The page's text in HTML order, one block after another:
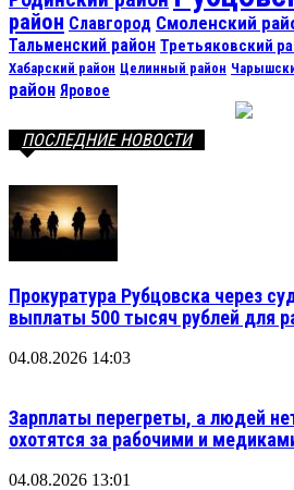
район Славгород Смоленский
Тальменский район Третьяковский
Хабарский район Целинный район
район Яровое
ПОСЛЕДНИЕ НОВОСТИ
Прокуратура Рубцовска через
выплаты 500 тысяч рублей для
04.08.2026 14:03
Зарплаты перегреты, а людей
охотятся за рабочими и
04.08.2026 13:01